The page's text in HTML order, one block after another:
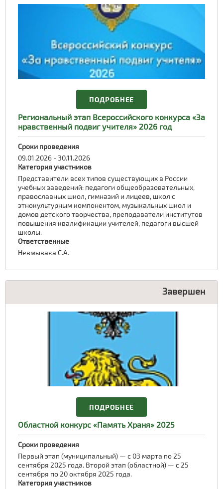
ПОДРОБНЕЕ
Региональный этап Всероссийского конкурса «За
нравственный подвиг учителя» 2026 год
Сроки проведения
09.01.2026 - 30.11.2026
Категория участников
Представители всех типов существующих в России
учебных заведений: педагоги общеобразовательных,
православных школ, гимназий и лицеев, школ с
этнокультурным компонентом, музыкальных школ и
домов детского творчества, преподаватели институтов
повышения квалификации учителей, педагоги высшей
школы.
Ответственные
Невмывака С.А.
Завершен
ПОДРОБНЕЕ
Областной конкурс «Память Храня» 2025
Сроки проведения
Первый этап (муниципальный) — с 03 марта по 25
сентября 2025 года. Второй этап (областной) — с 25
сентября по 20 октября 2025 года.
Категория участников